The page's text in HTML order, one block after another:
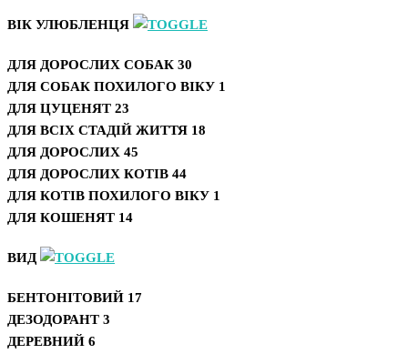
ВІК УЛЮБЛЕНЦЯ
ДЛЯ ДОРОСЛИХ СОБАК 30
ДЛЯ СОБАК ПОХИЛОГО ВІКУ 1
ДЛЯ ЦУЦЕНЯТ 23
ДЛЯ ВСІХ СТАДІЙ ЖИТТЯ 18
ДЛЯ ДОРОСЛИХ 45
ДЛЯ ДОРОСЛИХ КОТІВ 44
ДЛЯ КОТІВ ПОХИЛОГО ВІКУ 1
ДЛЯ КОШЕНЯТ 14
ВИД
БЕНТОНІТОВИЙ 17
ДЕЗОДОРАНТ 3
ДЕРЕВНИЙ 6